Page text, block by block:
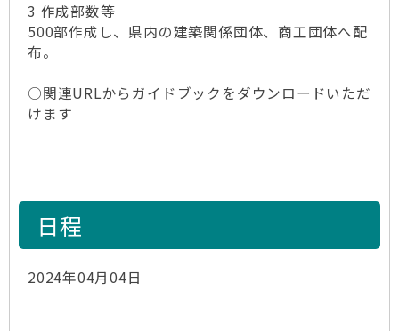
3 作成部数等
500部作成し、県内の建築関係団体、商工団体へ配
布。
○関連URLからガイドブックをダウンロードいただ
けます
日程
2024年04月04日